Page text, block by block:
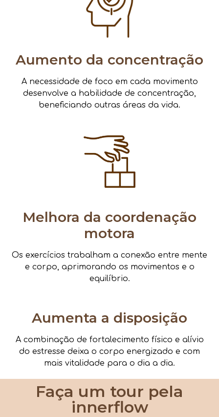
Aumento da concentração
A necessidade de foco em cada movimento
desenvolve a habilidade de concentração,
beneficiando outras áreas da vida.
Melhora da coordenação
motora
Os exercícios trabalham a conexão entre mente
e corpo, aprimorando os movimentos e o
equilíbrio.
Aumenta a disposição
A combinação de fortalecimento físico e alívio
do estresse deixa o corpo energizado e com
mais vitalidade para o dia a dia.
Faça um tour pela
innerflow